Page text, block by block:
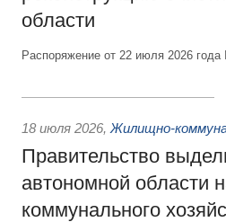
области
Распоряжение от 22 июля 2026
18 июля 2026, Жилищно-
Правительство
автономной области
коммунального